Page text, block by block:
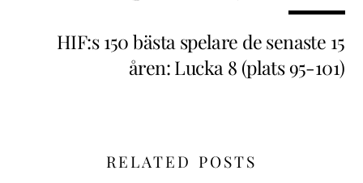
HIF:s 150 bästa spelare de senaste 15
åren: Lucka 8 (plats 95-101)
RELATED POSTS